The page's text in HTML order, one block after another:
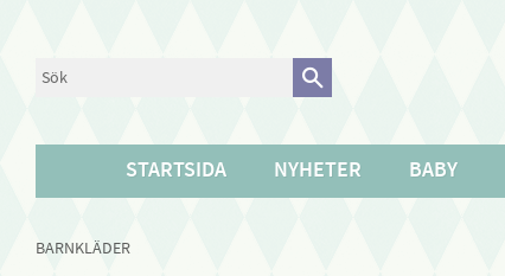
STARTSIDA NYHETER BABY
BARNKLÄDER